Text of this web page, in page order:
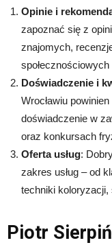
Opinie i
zapoznać się z
znajomych,
Doświadczenie i
Wrocławiu
doświadczenie w
oraz konkursach
Oferta usług:
zakres usług – od
techniki koloryzacji,
Piotr